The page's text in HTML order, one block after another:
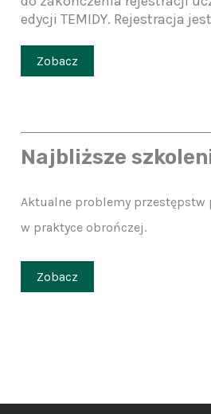
edycji TEMIDY. Rejestracja
Zobacz
Najbliższe
Aktualne problemy przestępstw
w praktyce obrończej.
Zobacz